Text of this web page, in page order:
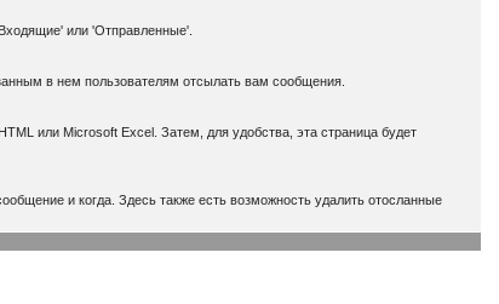
или 'Отправленные'.
в нем пользователям отсылать вам сообщения.
или Microsoft Excel. Затем, для удобства, эта страница будет
и когда. Здесь также есть возможность удалить отосланные